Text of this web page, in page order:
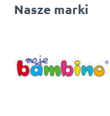
Nasze marki